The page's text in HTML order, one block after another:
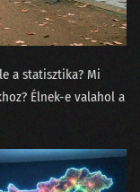
122 - Kézműves hamburgert minden zenerajongónak?
a statisztika? Mi
Élnek-e valahol a